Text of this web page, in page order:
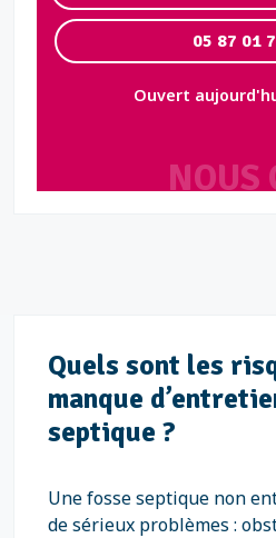
NOUS
05 87 01
Ouvert
Quels sont les
manque
septique ?
Une fosse septique non
de sérieux problèmes :